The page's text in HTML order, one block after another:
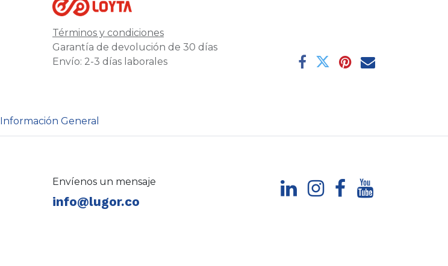
Términos y condiciones
Garantía de devolución de 30 días
Envío: 2-3 días laborales
Información General
Envíenos un mensaje
info@lugor.co